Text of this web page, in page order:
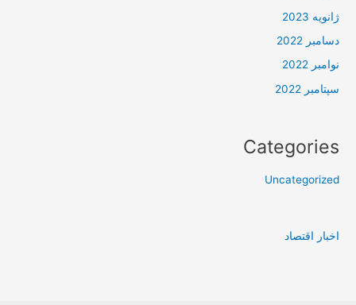
ژانویه 2023
دسامبر 2022
نوامبر 2022
سپتامبر 2022
Categories
Uncategorized
اخبار اقتصاد